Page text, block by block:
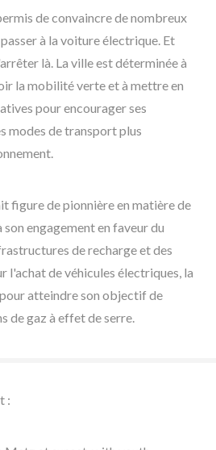
de convaincre de nombreux
à la voiture électrique. Et
là. La ville est déterminée à
la mobilité verte et à mettre en
pour encourager ses
modes de transport plus
figure de pionnière en matière de
engagement en faveur du
de recharge et des
l'achat de véhicules électriques, la
atteindre son objectif de
de gaz à effet de serre.
: